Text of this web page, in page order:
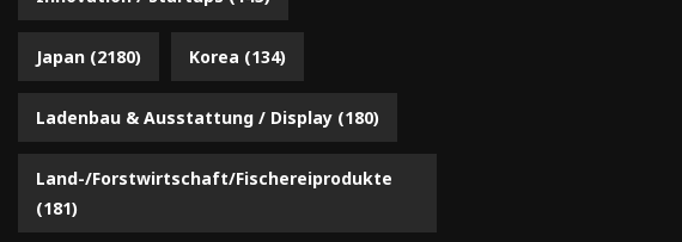
Japan (2180) Korea (134)
Ladenbau & Ausstattung / Display (180)
Land-/Forstwirtschaft/Fischereiprodukte
(181)